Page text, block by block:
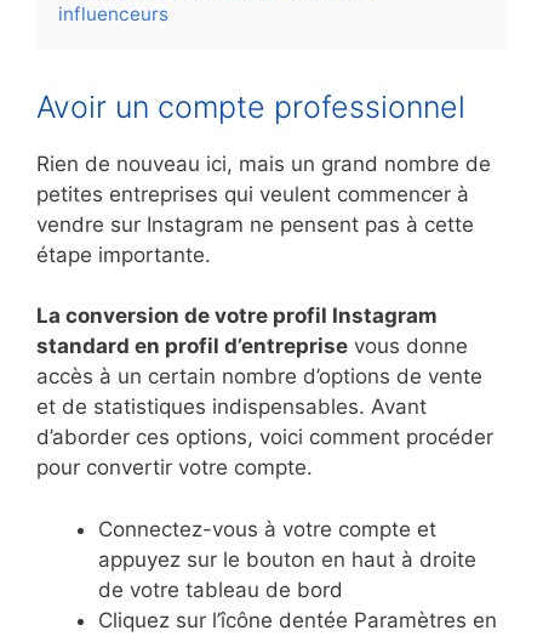
influenceurs
Avoir un compte professionnel
Rien de nouveau ici, mais un grand nombre de
petites entreprises qui veulent commencer à
vendre sur Instagram ne pensent pas à cette
étape importante.
La conversion de votre profil Instagram
standard en profil d’entreprise vous donne
accès à un certain nombre d’options de vente
et de statistiques indispensables. Avant
d’aborder ces options, voici comment procéder
pour convertir votre compte.
Connectez-vous à votre compte et
appuyez sur le bouton en haut à droite
de votre tableau de bord
Cliquez sur l’îcône dentée Paramètres en